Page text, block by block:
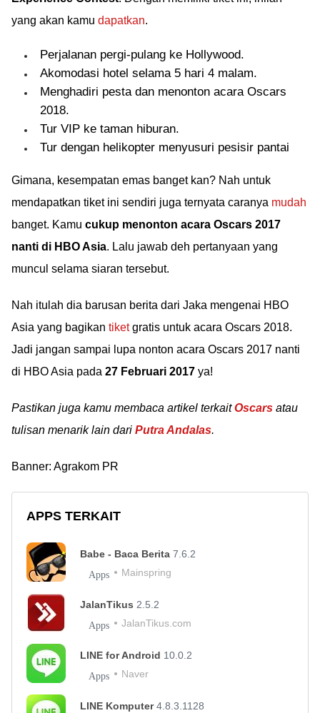
yang akan kamu dapatkan.
Perjalanan pergi-pulang ke Hollywood.
Akomodasi hotel selama 5 hari 4 malam.
Menghadiri pesta dan menonton acara Oscars
2018.
Tur VIP ke taman hiburan.
Tur dengan helikopter menyusuri pesisir pantai
Gimana, kesempatan emas banget kan? Nah untuk
mendapatkan tiket ini sendiri juga ternyata caranya mudah
banget. Kamu cukup menonton acara Oscars 2017
nanti di HBO Asia. Lalu jawab deh pertanyaan yang
muncul selama siaran tersebut.
Nah itulah dia barusan berita dari Jaka mengenai HBO
Asia yang bagikan tiketgratis untuk acara Oscars 2018.
Jadi jangan sampai lupa nonton acara Oscars 2017 nanti
di HBO Asia pada 27 Februari 2017 ya!
Pastikan juga kamu membaca artikel terkaitOscars atau
tulisan menarik lain dari Putra Andalas.
Banner: Agrakom PR
APPS TERKAIT
Babe - Baca Berita 7.6.2
Apps Mainspring
JalanTikus 2.5.2
Apps JalanTikus.com
LINE for Android 10.0.2
Apps Naver
LINE Komputer4.8.3.1128